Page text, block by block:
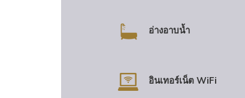
อ่างอาบน้ำ
อินเทอร์เน็ต WiFi